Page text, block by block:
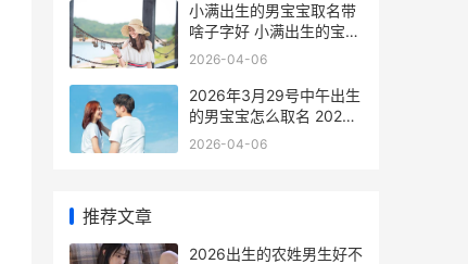
小满出生的男宝宝取名带
啥子字好 小满出生的宝宝
好吗?
2026-04-06
2026年3月29号中午出生
的男宝宝怎么取名 2026
年3月29日召开的什么会
2026-04-06
推荐文章
2026出生的农姓男生好不